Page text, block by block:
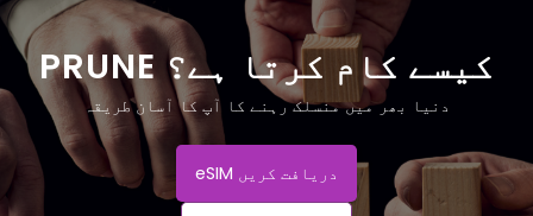
PRUNE کیسے کام کرتا ہے؟
دنیا بھر میں منسلک رہنے کا آپ کا آسان طریقہ
eSIM دریافت کریں